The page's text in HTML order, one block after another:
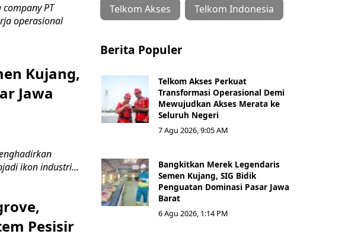
company PT
operasional
Kujang,
Jawa
ikon industri...
Pesisir
Telkom Akses Telkom Indonesia
Berita Populer
Telkom Akses Perkuat
Transformasi Operasional Demi
Mewujudkan Akses Merata ke
Seluruh Negeri
7 Agu 2026, 9:05 AM
Bangkitkan Merek Legendaris
Semen Kujang, SIG Bidik
Penguatan Dominasi Pasar Jawa
Barat
6 Agu 2026, 1:14 PM